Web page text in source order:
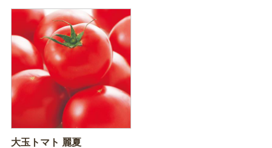
大玉トマト 麗夏